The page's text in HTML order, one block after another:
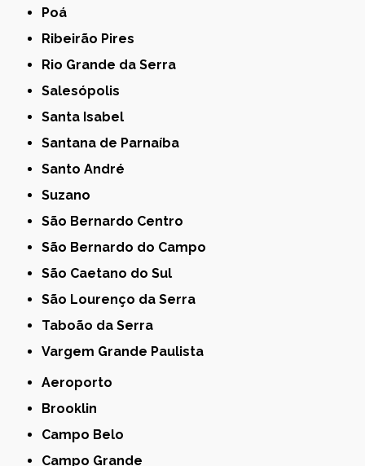
Poá
Ribeirão Pires
Rio Grande da Serra
Salesópolis
Santa Isabel
Santana de Parnaíba
Santo André
Suzano
São Bernardo Centro
São Bernardo do Campo
São Caetano do Sul
São Lourenço da Serra
Taboão da Serra
Vargem Grande Paulista
Aeroporto
Brooklin
Campo Belo
Campo Grande